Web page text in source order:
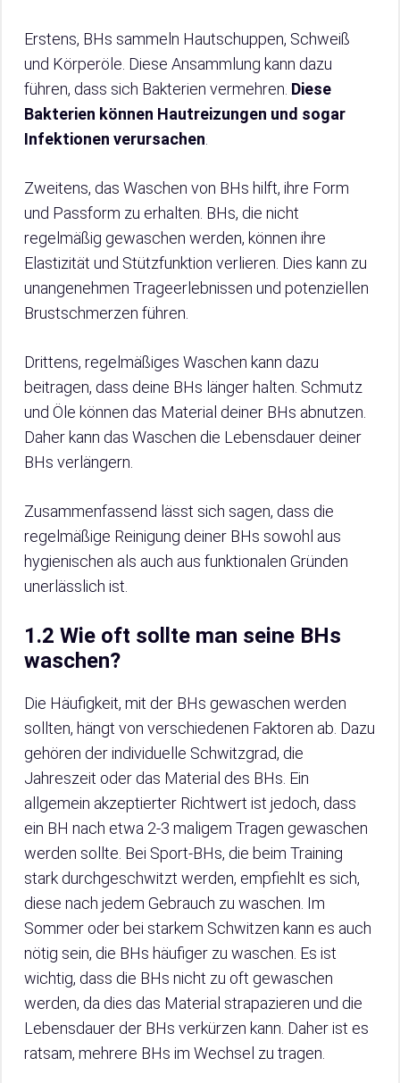
Erstens, BHs sammeln Hautschuppen, Schweiß
und Körperöle. Diese Ansammlung kann dazu
führen, dass sich Bakterien vermehren. Diese
Bakterien können Hautreizungen und sogar
Infektionen verursachen
Zweitens, das Waschen von BHs hilft, ihre Form
und Passform zu erhalten. BHs, die nicht
regelmäßig gewaschen werden, können ihre
Elastizität und Stützfunktion verlieren. Dies kann zu
unangenehmen Trageerlebnissen und potenziellen
Brustschmerzen führen.
Drittens, regelmäßiges Waschen kann dazu
beitragen, dass deine BHs länger halten. Schmutz
und Öle können das Material deiner BHs abnutzen.
Daher kann das Waschen die Lebensdauer deiner
BHs verlängern.
Zusammenfassend lässt sich sagen, dass die
regelmäßige Reinigung deiner BHs sowohl aus
hygienischen als auch aus funktionalen Gründen
unerlässlich ist.
1.2 Wie oft sollte man seine BHs
waschen?
Die Häufigkeit, mit der BHs gewaschen werden
sollten, hängt von verschiedenen Faktoren ab. Dazu
gehören der individuelle Schwitzgrad, die
Jahreszeit oder das Material des BHs. Ein
allgemein akzeptierter Richtwert ist jedoch, dass
ein BH nach etwa 2-3 maligem Tragen gewaschen
werden sollte. Bei Sport-BHs, die beim Training
stark durchgeschwitzt werden, empfiehlt es sich,
diese nach jedem Gebrauch zu waschen. Im
Sommer oder bei starkem Schwitzen kann es auch
nötig sein, die BHs häufiger zu waschen. Es ist
wichtig, dass die BHs nicht zu oft gewaschen
werden, da dies das Material strapazieren und die
Lebensdauer der BHs verkürzen kann. Daher ist es
ratsam, mehrere BHs im Wechsel zu tragen.